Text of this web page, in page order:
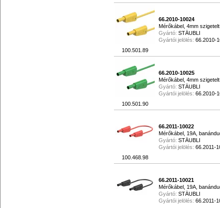
100.501.89
66.2010-10024
Mérőkábel, 4mm
Gyártó: STÄUBLI
Gyártói jelölés: 66.2010-
100.501.90
66.2010-10025
Mérőkábel, 4mm
Gyártó: STÄUBLI
Gyártói jelölés: 66.2010-
100.468.98
66.2011-10022
Mérőkábel, 19A,
Gyártó: STÄUBLI
Gyártói jelölés: 66.2011-
66.2011-10021
Mérőkábel, 19A,
Gyártó: STÄUBLI
Gyártói jelölés: 66.2011-